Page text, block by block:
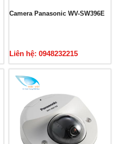
Camera Panasonic WV-SW396E
Liên hệ: 0948232215